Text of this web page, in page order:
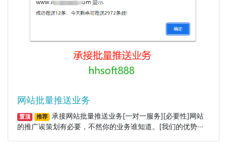
网站批量推送业务
置顶 推荐
承接网站批量推送业务[一对一服务][必要性]网站
的推广诶策划有必要，不然你的业务谁知道。[我们的优势···